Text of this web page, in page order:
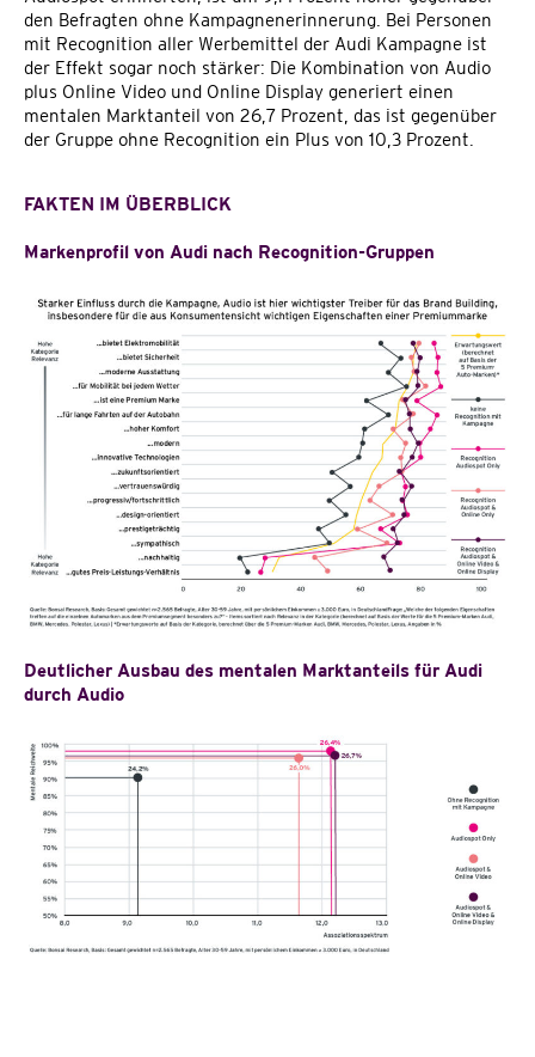
den Befragten ohne Kampagnenerinnerung. Bei Personen
mit Recognition aller Werbemittel der Audi Kampagne ist
der Effekt sogar noch stärker: Die Kombination von Audio
plus Online Video und Online Display generiert einen
mentalen Marktanteil von 26,7 Prozent, das ist gegenüber
der Gruppe ohne Recognition ein Plus von 10,3 Prozent.
FAKTEN IM ÜBERBLICK
Markenprofil von Audi nach Recognition-Gruppen
Deutlicher Ausbau des mentalen Marktanteils für Audi
durch Audio